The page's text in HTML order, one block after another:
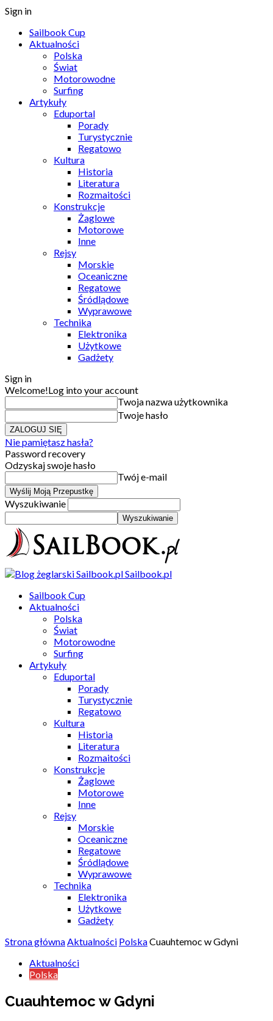
Sign in
Sailbook Cup
Aktualności
Polska
Świat
Motorowodne
Surfing
Artykuły
Eduportal
Porady
Turystycznie
Regatowo
Kultura
Historia
Literatura
Rozmaitości
Konstrukcje
Żaglowe
Motorowe
Inne
Rejsy
Morskie
Oceaniczne
Regatowe
Śródlądowe
Wyprawowe
Technika
Elektronika
Użytkowe
Gadżety
Sign in
Welcome!Log into your account
Twoja nazwa użytkownika
Twoje hasło
Nie pamiętasz hasła?
Password recovery
Odzyskaj swoje hasło
Twój e-mail
Wyszukiwanie
Sailbook.pl
Sailbook Cup
Aktualności
Polska
Świat
Motorowodne
Surfing
Artykuły
Eduportal
Porady
Turystycznie
Regatowo
Kultura
Historia
Literatura
Rozmaitości
Konstrukcje
Żaglowe
Motorowe
Inne
Rejsy
Morskie
Oceaniczne
Regatowe
Śródlądowe
Wyprawowe
Technika
Elektronika
Użytkowe
Gadżety
Strona głównaAktualności PolskaCuauhtemoc w Gdyni
Aktualności
Polska
Cuauhtemoc w Gdyni